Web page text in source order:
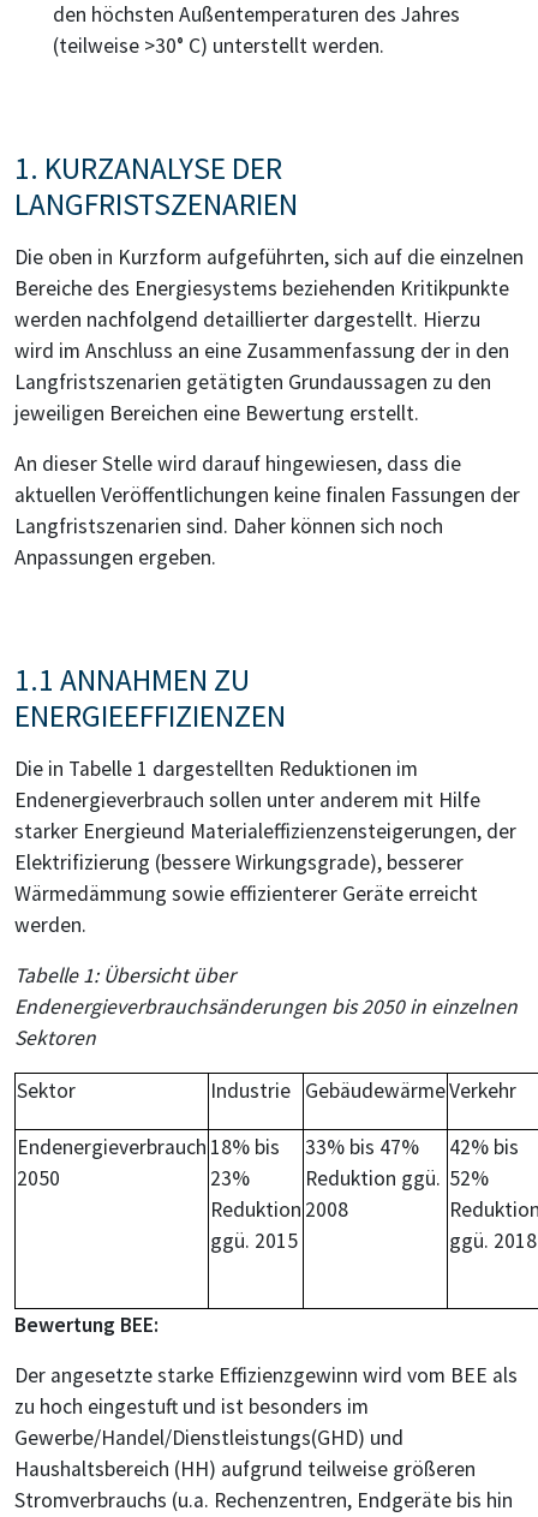
den höchsten Außentemperaturen des Jahres
(teilweise >30° C) unterstellt werden.
1. KURZANALYSE DER
LANGFRISTSZENARIEN
Die oben in Kurzform aufgeführten, sich auf die einzelnen
Bereiche des Energiesystems beziehenden Kritikpunkte
werden nachfolgend detaillierter dargestellt. Hierzu
wird im Anschluss an eine Zusammenfassung der in den
Langfristszenarien getätigten Grundaussagen zu den
jeweiligen Bereichen eine Bewertung erstellt.
An dieser Stelle wird darauf hingewiesen, dass die
aktuellen Veröffentlichungen keine finalen Fassungen der
Langfristszenarien sind. Daher können sich noch
Anpassungen ergeben.
1.1 ANNAHMEN ZU
ENERGIEEFFIZIENZEN
Die in Tabelle 1 dargestellten Reduktionen im
Endenergieverbrauch sollen unter anderem mit Hilfe
starker Energieund Materialeffizienzensteigerungen, der
Elektrifizierung (bessere Wirkungsgrade), besserer
Wärmedämmung sowie effizienterer Geräte erreicht
werden.
Tabelle 1: Übersicht über
Endenergieverbrauchsänderungen bis 2050 in einzelnen
Sektoren
Sektor
Industrie GebäudewärmeVerkehr
Endenergieverbrauch
2050
18% bis
23%
Reduktion
ggü. 2015
33% bis 47%
Reduktion ggü.
2008
42% bis
52%
ggü. 2018
Bewertung BEE:
Der angesetzte starke Effizienzgewinn wird vom BEE als
zu hoch eingestuft und ist besonders im
Gewerbe/Handel/Dienstleistungs(GHD) und
Haushaltsbereich (HH) aufgrund teilweise größeren
Stromverbrauchs (u.a. Rechenzentren, Endgeräte bis hin